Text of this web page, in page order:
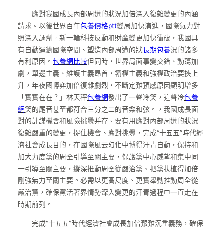
應對我國成長內部周遭的狀況加倍深入復雜變更的內涵
請求。以後世界百年包養價格ptt變局加快演進，國際氣力對
照深入調劑，新一輪科技反動和財產變更加快衝破，我國具
有自動運籌國際空間、塑造內部周遭的狀長期包養況的諸多
有利原因。 包養網比較但同時，世界局面事變交錯、動蕩加
劇，單邊主義、維護主義昂首，霸權主義和強權政治要挾上
升，年夜國博弈加倍復雜劇烈，不斷定難預感原因顯明增多
「實實在在？」林天秤包養網發出了一聲冷笑，這聲冷包養
網笑的尾音甚至都符合三分之二的音樂和弦。，我國成長面
對的計謀機會和風險挑釁并存。要有用應對內部周遭的狀況
復雜嚴重的變更，捉住機會、應對挑釁，完成“十五五”時代經
濟社會成長目的，在國際風云幻化中博得汗青自動，保持和
加大力度黨的周全引導至關主要，保護黨中心威望和集中同
一引導至關主要，縱深推動周全從嚴治黨、把黨扶植得加倍
剛強無力至關主要。必需以更高尺度、更實舉動推動周全從
嚴治黨，確保黨活著界情勢深入變更的汗青過程中一直走在
時期前列。
完成“十五五”時代經濟社會成長加倍艱難沉重義務，確保